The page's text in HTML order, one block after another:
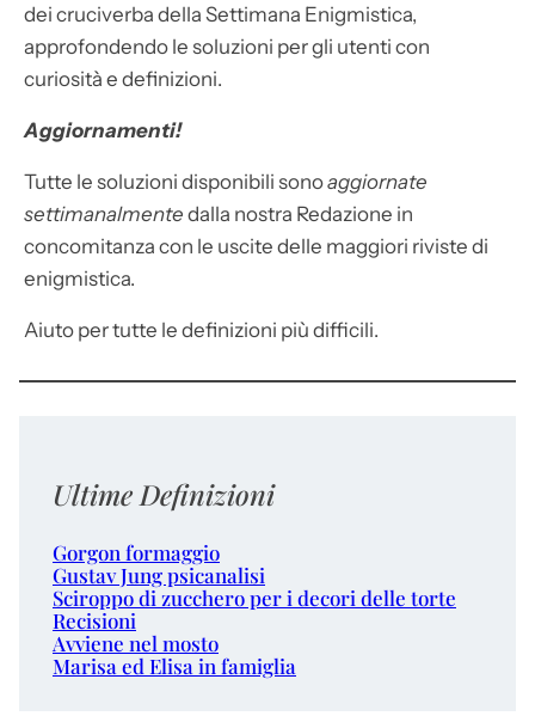
dei cruciverba della Settimana Enigmistica,
approfondendo le soluzioni per gli utenti con
curiosità e definizioni.
Aggiornamenti!
Tutte le soluzioni disponibili sonoaggiornate
settimanalmente dalla nostra Redazione in
concomitanza con le uscite delle maggiori riviste di
enigmistica.
Aiuto per tutte le definizioni più difficili.
Ultime Definizioni
Gorgon formaggio
Gustav Jung psicanalisi
Sciroppo di zucchero per i decori delle torte
Recisioni
Avviene nel mosto
Marisa ed Elisa in famiglia